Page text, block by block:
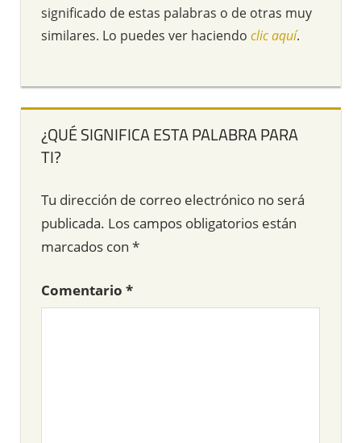
significado de estas palabras o de otras muy
similares. Lo puedes ver haciendo clic aquí.
¿QUÉ SIGNIFICA ESTA PALABRA PARA
TI?
Tu dirección de correo electrónico no será
publicada. Los campos obligatorios están
marcados con *
Comentario *